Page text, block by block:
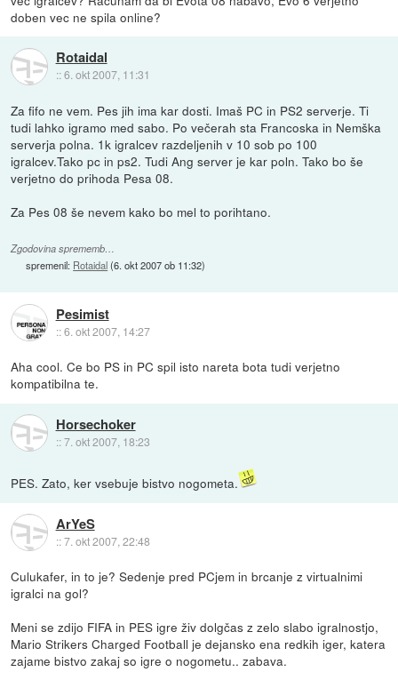
doben vec ne spila online?
Rotaidal
::6. okt 2007, 11:31
Za fifo ne vem. Pes jih ima kar dosti. Imaš PC in PS2 serverje. Ti
tudi lahko igramo med sabo. Po večerah sta Francoska in Nemška
serverja polna. 1k igralcev razdeljenih v 10 sob po 100
igralcev.Tako pc in ps2. Tudi Ang server je kar poln. Tako bo še
verjetno do prihoda Pesa 08.
Za Pes 08 še nevem kako bo mel to porihtano.
Zgodovina sprememb…
spremenil: Rotaidal(6. okt 2007 ob 11:32)
Pesimist
::6. okt 2007, 14:27
Aha cool. Ce bo PS in PC spil isto nareta bota tudi verjetno
kompatibilna te.
Horsechoker
::7. okt 2007, 18:23
PES. Zato, ker vsebuje bistvo nogometa.
ArYeS
::7. okt 2007, 22:48
Culukafer, in to je? Sedenje pred PCjem in brcanje z virtualnimi
igralci na gol?
Meni se zdijo FIFA in PES igre živ dolgčas z zelo slabo igralnostjo,
Mario Strikers Charged Football je dejansko ena redkih iger, katera
zajame bistvo zakaj so igre o nogometu.. zabava.